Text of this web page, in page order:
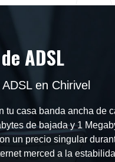
ADSL
en Chirivel
tu casa banda ancha de
de bajada y 1
un precio singular
merced a la